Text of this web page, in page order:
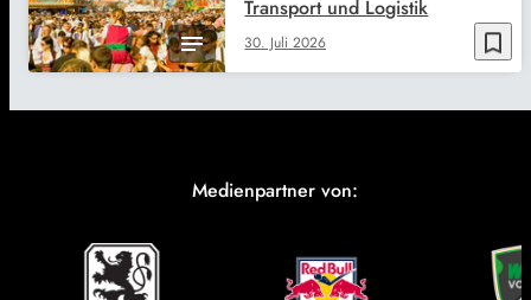
bookmark_border
30. Juli 2026
Transport und Logistik
Medienpartner von: